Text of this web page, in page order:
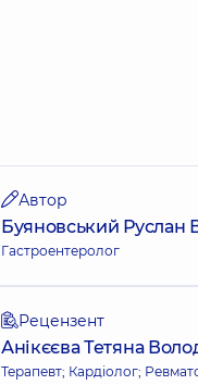
Автор
Буяновський Руслан
Гастроентеролог
Рецензент
Анікєєва Тетяна
Терапевт; Кардіолог;